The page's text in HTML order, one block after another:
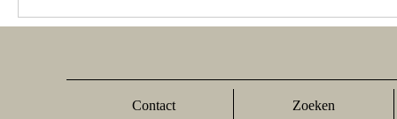
Contact Zoeken